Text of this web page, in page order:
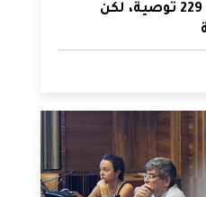
الشامل الرابع: قبول 229 توصية، لكن